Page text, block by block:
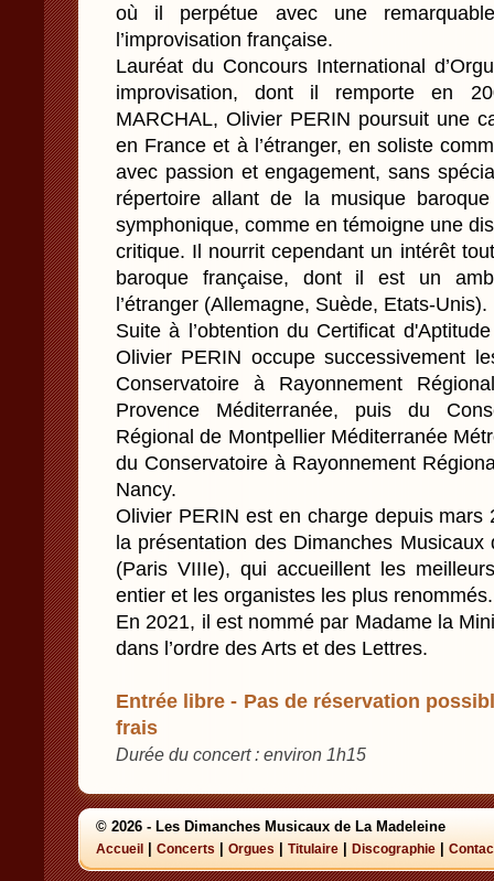
où il perpétue avec une
l’improvisation française.
Lauréat du Concours International
improvisation, dont il remporte en
MARCHAL, Olivier PERIN poursuit une
en France et à l’étranger, en soliste
avec passion et engagement, sans
répertoire allant de la musique
symphonique, comme en témoigne une
critique. Il nourrit cependant un intérêt
baroque française, dont il est un
l’étranger (Allemagne, Suède, Etats-Unis).
Suite à l’obtention du Certificat
Olivier PERIN occupe successivement
Conservatoire à Rayonnement
Provence Méditerranée, puis du
Régional de Montpellier Méditerranée
du Conservatoire à Rayonnement
Nancy.
Olivier PERIN est en charge depuis mars
la présentation des Dimanches Musicaux
(Paris VIIIe), qui accueillent les
entier et les organistes les plus renommés.
En 2021, il est nommé par Madame la
dans l’ordre des Arts et des Lettres.
Entrée libre - Pas de réservation
frais
Durée du concert : environ 1h15
© 2026 - Les Dimanches Musicaux de La Madeleine
Accueil Concerts Orgues Titulaire Discographie